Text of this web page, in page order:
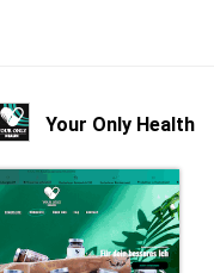
Your Only Health